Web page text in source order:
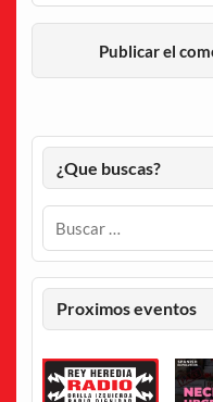
¿Que buscas?
Proximos eventos